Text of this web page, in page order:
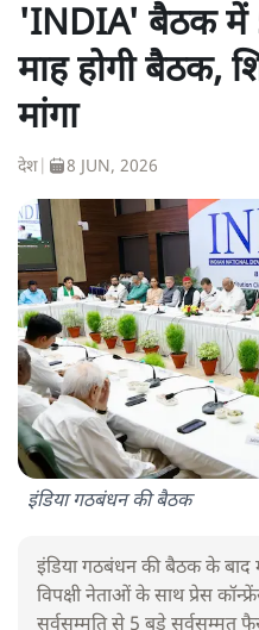
'INDIA' बैठक में
माह होगी बैठक,
मांगा
देश 8 JUN, 2026
इंडिया गठबंधन की बैठक
इंडिया गठबंधन की बैठक के
विपक्षी नेताओं के साथ प्रेस